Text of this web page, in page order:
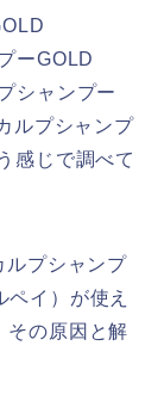
ーGOLD
シャンプー
ルプシャンプ
感じで調べて
ルプシャンプ
イ）が使え
その原因と解